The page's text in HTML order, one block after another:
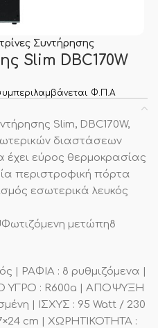
Συντήρησης
Slim DBC170W
Φ.Π.Α
Slim, DBC170W,
διαστάσεων
έχει εύρος θερμοκρασίας
περιστροφική πόρτα
εσωτερικά λευκός
μετώπη8
| ΡΑΦΙΑ : 8 ρυθμιζόμενα |
ΥΓΡΟ : R600a | ΑΠΟΨΥΞΗ
| ΙΣΧΥΣ : 95 Watt / 230
cm | ΧΩΡΗΤΙΚΟΤΗΤΑ :